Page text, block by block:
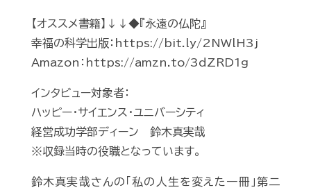
【オススメ書籍】↓↓◆『永遠の仏陀』
幸福の科学出版：https://bit.ly/2NWlH3j
Amazon：https://amzn.to/3dZRD1g
インタビュー対象者：
ハッピー・サイエンス・ユニバーシティ
経営成功学部ディーン 鈴木真実哉
※収録当時の役職となっています。
鈴木真実哉さんの「私の人生を変えた一冊」第二